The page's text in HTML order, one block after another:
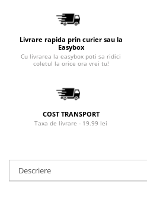
Livrare rapida prin curier sau la
Easybox
Cu livrarea la easybox poti sa ridici
coletul la orice ora vrei tu!
COST TRANSPORT
Taxa de livrare - 19.99 lei
Descriere